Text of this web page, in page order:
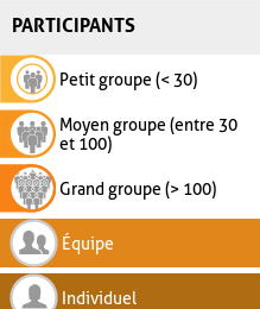
PARTICIPANTS
Petit groupe (< 30)
Moyen groupe (entre 30
et 100)
Grand groupe (> 100)
Équipe
Individuel